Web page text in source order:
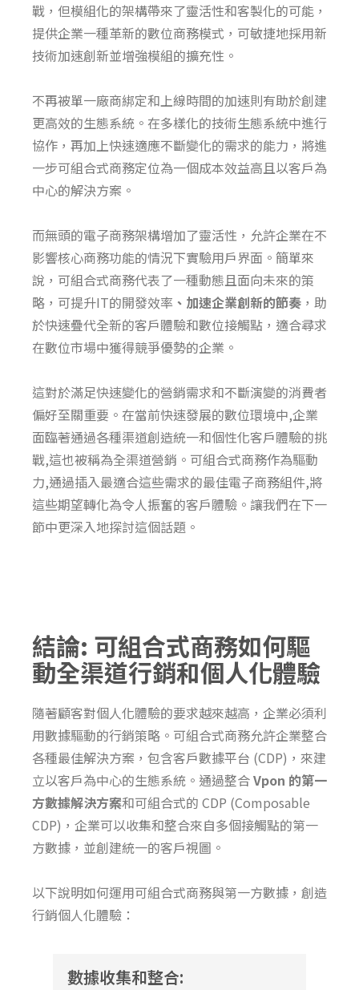
戰，但模組化的架構帶來了靈活性和客製化的可能，
提供企業一種革新的數位商務模式，可敏捷地採用新
技術加速創新並增強模組的擴充性。
不再被單一廠商綁定和上線時間的加速則有助於創建
更高效的生態系統。在多樣化的技術生態系統中進行
協作，再加上快速適應不斷變化的需求的能力，將進
一步可組合式商務定位為一個成本效益高且以客戶為
中心的解決方案。
而無頭的電子商務架構增加了靈活性，允許企業在不
影響核心商務功能的情況下實驗用戶界面。簡單來
說， 可組合式商務代表了一種動態且面向未來的策
略，可提升IT的開發效率 、加速企業創新的節奏 ，助
於快速疊代全新的客戶體驗和數位接觸點，適合尋求
在數位市場中獲得競爭優勢的企業。
這對於滿足快速變化的營銷需求和不斷演變的消費者
偏好至關重要。在當前快速發展的數位環境中,企業
面臨著通過各種渠道創造統一和個性化客戶體驗的挑
戰,這也被稱為全渠道營銷。 可組合式商務作為驅動
力,通過插入最適合這些需求的最佳電子商務組件,將
這些期望轉化為令人振奮的客戶體驗。讓我們在下一
節中更深入地探討這個話題。
結論: 可組合式商務如何驅
動全渠道行銷和個人化體驗
隨著顧客對個人化體驗的要求越來越高，企業必須利
用數據驅動的行銷策略。可組合式商務允許企業整合
各種最佳解決方案，包含客戶數據平台 (CDP) ，來建
立以客戶為中心的生態系統。通過整合Vpon 的第一
方數據解決方案和可組合式的 CDP (Composable
CDP) ，企業可以收集和整合來自多個接觸點的第一
方數據，並創建統一的客戶視圖。
以下說明如何運用可組合式商務與第一方數據，創造
行銷個人化體驗：
數據收集和整合: